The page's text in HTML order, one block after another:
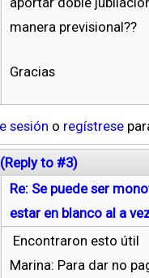
manera previsional??
Gracias
sesión o regístrese
(Reply to #3)
Re: Se puede ser
estar en blanco al a
Encontraron esto útil
Marina: Para dar no